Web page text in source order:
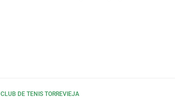
CLUB DE TENIS TORREVIEJA